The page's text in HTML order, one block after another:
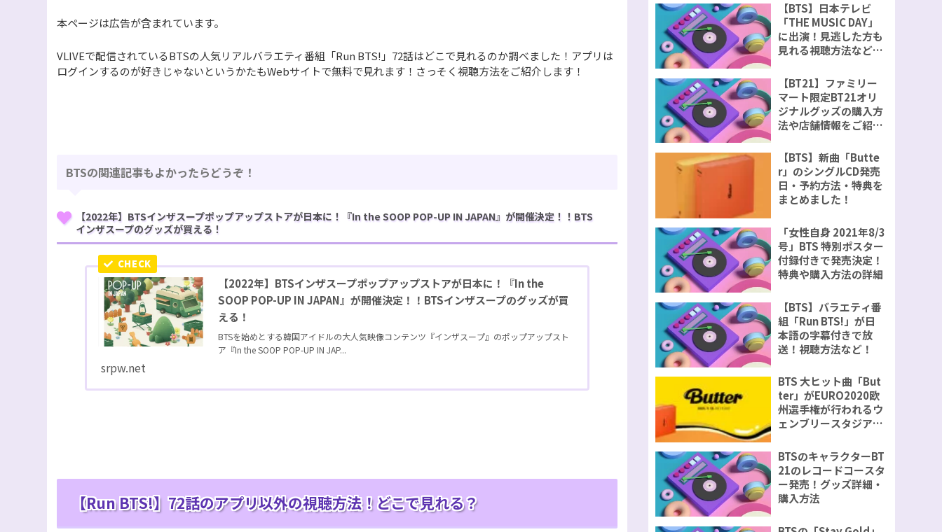
本ページは広告が含まれています。
VLIVEで配信されているBTSの人気リアルバラエティ番組「Run BTS!」72話はどこで見れるのか調べました！アプリは
ログインするのが好きじゃないというかたもWebサイトで無料で見れます！さっそく視聴方法をご紹介します！
BTSの関連記事もよかったらどうぞ！
【2022年】BTSインザスープポップアップストアが日本に！『In the SOOP POP-UP IN JAPAN』が開催決定！！BTS
インザスープのグッズが買える！
【2022年】BTSインザスープポップアップストアが日本に！『In the
SOOP POP-UP IN JAPAN』が開催決定！！BTSインザスープのグッズが買
える！
BTSを始めとする韓国アイドルの大人気映像コンテンツ『インザスープ』のポップアップスト
ア『In the SOOP POP-UP IN JAP...
srpw.net
【Run BTS!】72話のアプリ以外の視聴方法！どこで見れる？
【BTS】日本テレビ
「THE MUSIC DAY」
に出演！見逃した方も
見れる視聴方法などを
【BT21】ファミリー
マート限定BT21オリ
ジナルグッズの購入方
法や店舗情報をご紹
【BTS】新曲「Butte
r」のシングルCD発売
日・予約方法・特典を
まとめました！
「女性自身 2021年8/3
号」BTS 特別ポスター
付録付きで発売決定！
特典や購入方法の詳細
【BTS】バラエティ番
組「Run BTS!」が日
本語の字幕付きで放
送！視聴方法など！
BTS 大ヒット曲「But
ter」がEURO2020欧
州選手権が行われるウ
ェンブリースタジアム
BTSのキャラクターBT
21のレコードコースタ
ー発売！グッズ詳細・
購入方法